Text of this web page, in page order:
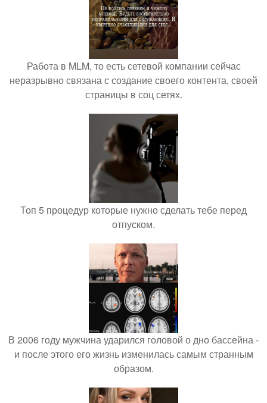
Работа в MLM, то есть сетевой компании сейчас
неразрывно связана с создание своего контента, своей
страницы в соц сетях.
Топ 5 процедур которые нужно сделать тебе перед
отпуском.
В 2006 году мужчина ударился головой о дно бассейна -
и после этого его жизнь изменилась самым странным
образом.